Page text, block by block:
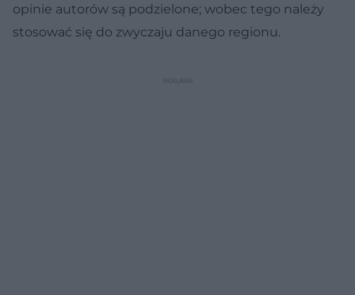
opinie autorów są podzielone; wobec tego należy
stosować się do zwyczaju danego regionu.